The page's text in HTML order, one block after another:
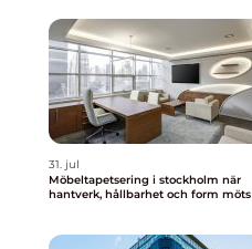
31. jul
Möbeltapetsering i stockholm när
hantverk, hållbarhet och form möts